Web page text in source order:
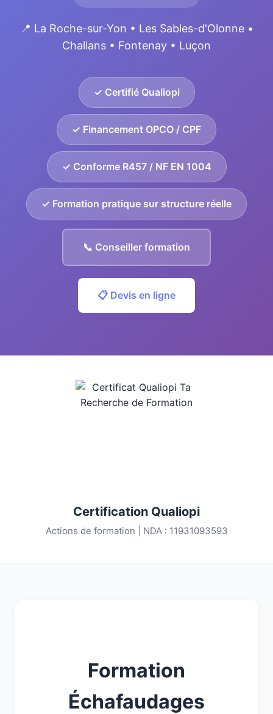
📍 La Roche-sur-Yon • Les Sables-d'Olonne •
Challans • Fontenay • Luçon
✓ Certifié Qualiopi
✓ Financement OPCO / CPF
✓ Conforme R457 / NF EN 1004
✓ Formation pratique sur structure réelle
📞 Conseiller formation
📋 Devis en ligne
Certification Qualiopi
Actions de formation | NDA : 11931093593
Formation
Échafaudages